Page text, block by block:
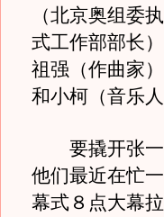
（北京奥组委
式工作部部长
祖强（作曲家
和小柯（音乐人
要撬开张一
他们最近在忙
幕式８点大幕